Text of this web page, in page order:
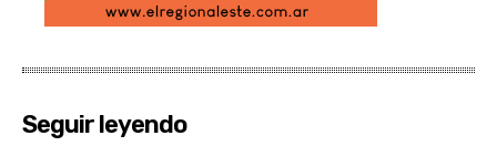
Seguir leyendo